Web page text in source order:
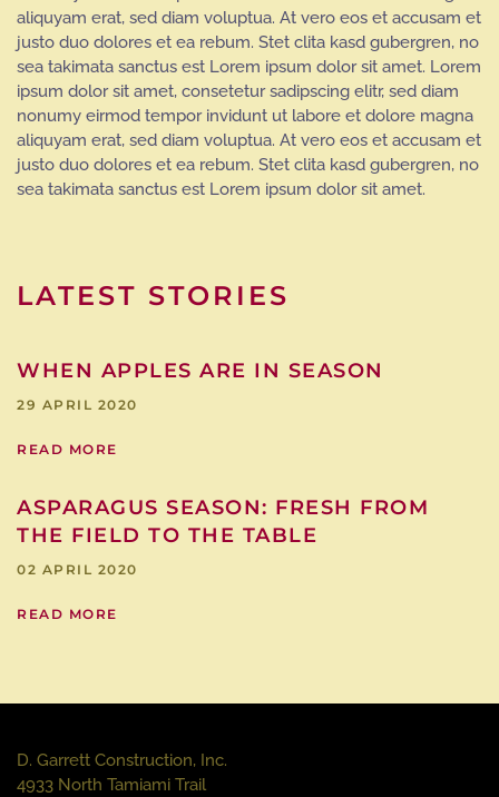
aliquyam erat, sed diam voluptua. At vero eos et accusam et
justo duo dolores et ea rebum. Stet clita kasd gubergren, no
sea takimata sanctus est Lorem ipsum dolor sit amet. Lorem
ipsum dolor sit amet, consetetur sadipscing elitr, sed diam
nonumy eirmod tempor invidunt ut labore et dolore magna
aliquyam erat, sed diam voluptua. At vero eos et accusam et
justo duo dolores et ea rebum. Stet clita kasd gubergren, no
sea takimata sanctus est Lorem ipsum dolor sit amet.
LATEST STORIES
WHEN APPLES ARE IN SEASON
29 APRIL 2020
READ MORE
ASPARAGUS SEASON: FRESH FROM
THE FIELD TO THE TABLE
02 APRIL 2020
READ MORE
D. Garrett Construction, Inc.
4933 North Tamiami Trail